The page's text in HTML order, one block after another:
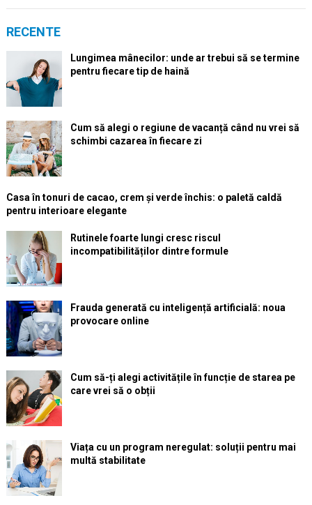
RECENTE
Lungimea mânecilor: unde ar trebui să se termine
pentru fiecare tip de haină
Cum să alegi o regiune de vacanță când nu vrei să
schimbi cazarea în fiecare zi
Casa în tonuri de cacao, crem și verde închis: o paletă caldă
pentru interioare elegante
Rutinele foarte lungi cresc riscul
incompatibilităților dintre formule
Frauda generată cu inteligență artificială: noua
provocare online
Cum să-ți alegi activitățile în funcție de starea pe
care vrei să o obții
Viața cu un program neregulat: soluții pentru mai
multă stabilitate